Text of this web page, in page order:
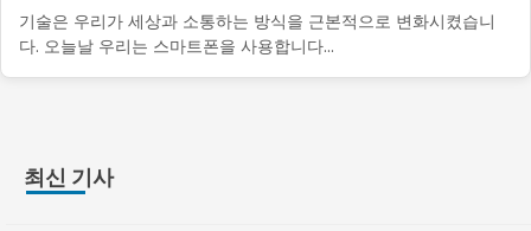
기술은 우리가 세상과 소통하는 방식을 근본적으로 변화시켰습니
다. 오늘날 우리는 스마트폰을 사용합니다…
최신 기사